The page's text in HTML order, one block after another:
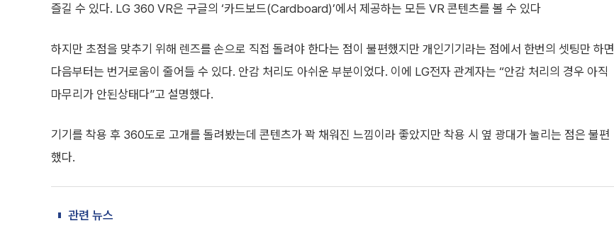
즐길 수 있다. LG 360 VR은 구글의 ‘카드보드(Cardboard)’에서 제공하는 모든 VR 콘텐츠를 볼 수 있다
하지만 초점을 맞추기 위해 렌즈를 손으로 직접 돌려야 한다는 점이 불편했지만 개인기기라는 점에서 한번의 셋팅만 하면
다음부터는 번거로움이 줄어들 수 있다. 안감 처리도 아쉬운 부분이었다. 이에 LG전자 관계자는 “안감 처리의 경우 아직
마무리가 안된상태다”고 설명했다.
기기를 착용 후 360도로 고개를 돌려봤는데 콘텐츠가 꽉 채워진 느낌이라 좋았지만 착용 시 옆 광대가 눌리는 점은 불편
했다.
관련 뉴스